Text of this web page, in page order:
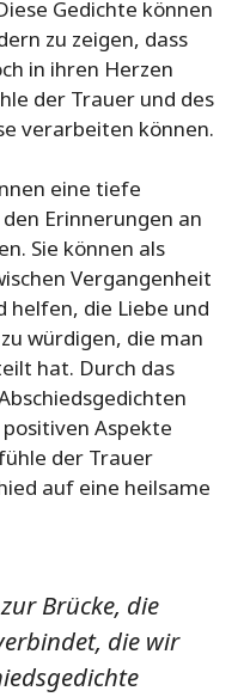
Gedichte können
zu zeigen, dass
in ihren Herzen
der Trauer und des
verarbeiten können.
eine tiefe
Erinnerungen an
Sie können als
Vergangenheit
helfen, die Liebe und
würdigen, die man
hat. Durch das
Aspekte
der Trauer
auf eine heilsame
Brücke, die
die wir